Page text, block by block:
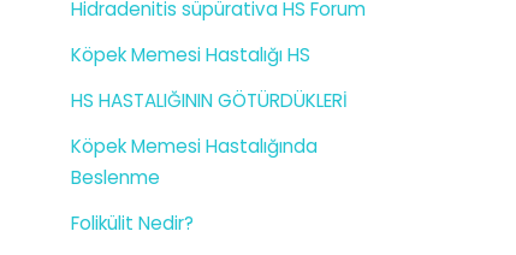
Hidradenitis süpürativa HS Forum
Köpek Memesi Hastalığı HS
HS HASTALIĞININ GÖTÜRDÜKLERİ
Köpek Memesi Hastalığında
Beslenme
Folikülit Nedir?